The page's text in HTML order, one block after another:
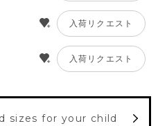
入荷リクエスト
入荷リクエスト
sizes for your child